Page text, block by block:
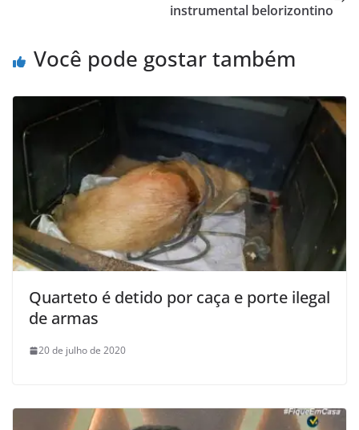
instrumental belorizontino
Você pode gostar também
Quarteto é detido por caça e porte ilegal
de armas
20 de julho de 2020